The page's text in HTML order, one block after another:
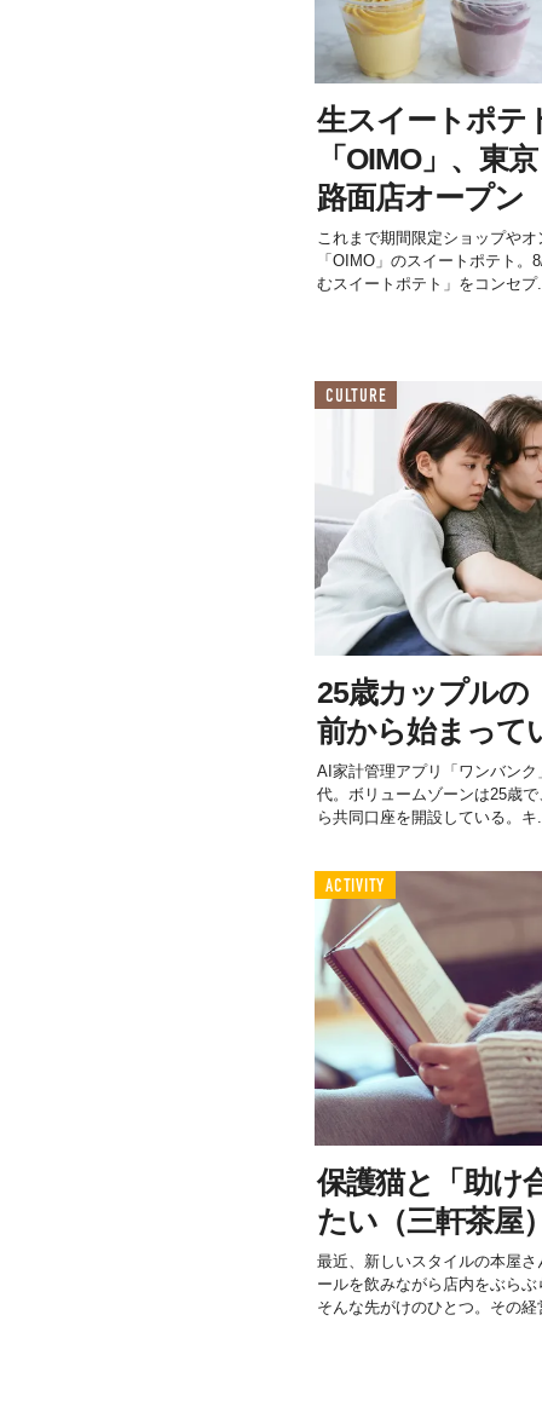
生スイートポテ
「OIMO」、東
路面店オープン
これまで期間限定ショップや
「OIMO」のスイートポテト
むスイートポテト」をコンセプ...
CULTURE
25歳カップルの
前から始まって
AI家計管理アプリ「ワンバン
代。ボリュームゾーンは25歳
ら共同口座を開設している。キ...
ACTIVITY
保護猫と「助け
たい（三軒茶屋）
最近、新しいスタイルの本屋
ールを飲みながら店内をぶらぶ
そんな先がけのひとつ。その経